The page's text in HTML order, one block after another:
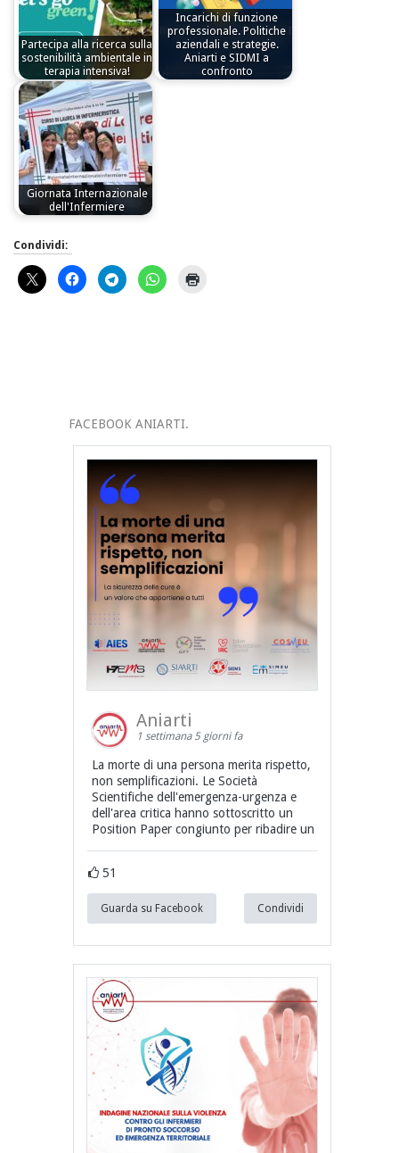
Partecipa alla ricerca sulla
sostenibilità ambientale in
terapia intensiva!
Incarichi di funzione
professionale. Politiche
aziendali e strategie.
Aniarti e SIDMI a
confronto
Giornata Internazionale
dell'Infermiere
Condividi:
FACEBOOK ANIARTI.
Aniarti
1 settimana 5 giorni fa
La morte di una persona merita rispetto,
non semplificazioni. Le Società
Scientifiche dell'emergenza-urgenza e
dell'area critica hanno sottoscritto un
Position Paper congiunto per ribadire un
51
Guarda su Facebook Condividi